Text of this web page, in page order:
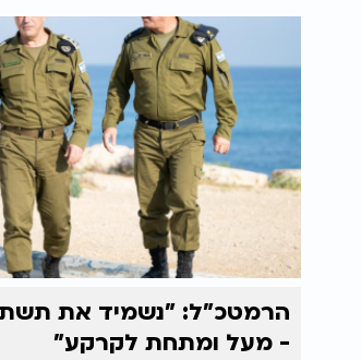
הרמטכ"ל: "נשמיד את
- מעל ומתחת לקרקע"